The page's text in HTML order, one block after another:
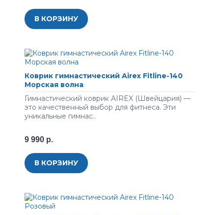
В КОРЗИНУ
Коврик гимнастический Airex Fitline-140
Морская волна
Гимнастический коврик AIREX (Швейцария) —
это качественный выбор для фитнеса. Эти
уникальные гимнас..
9 990 р.
В КОРЗИНУ